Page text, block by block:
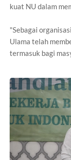
kuat NU dalam
"Sebagai
Ulama telah
termasuk bagi